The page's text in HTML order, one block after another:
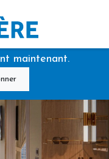
maintenant.